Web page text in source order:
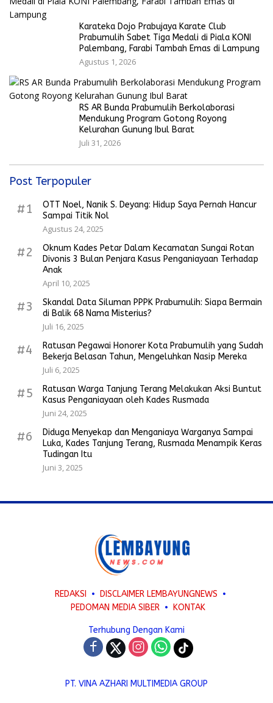
Karateka Dojo Prabujaya Karate Club
Prabumulih Sabet Tiga Medali di Piala KONI
Palembang, Farabi Tambah Emas di Lampung
Agustus 1, 2026
RS AR Bunda Prabumulih Berkolaborasi
Mendukung Program Gotong Royong
Kelurahan Gunung Ibul Barat
Juli 31, 2026
Post Terpopuler
#1
OTT Noel, Nanik S. Deyang: Hidup Saya Pernah Hancur
Sampai Titik Nol
Agustus 24, 2025
#2
Oknum Kades Petar Dalam Kecamatan Sungai Rotan
Divonis 3 Bulan Penjara Kasus Penganiayaan Terhadap
Anak
April 10, 2025
#3
Skandal Data Siluman PPPK Prabumulih: Siapa Bermain
di Balik 68 Nama Misterius?
Juli 16, 2025
#4
Ratusan Pegawai Honorer Kota Prabumulih yang Sudah
Bekerja Belasan Tahun, Mengeluhkan Nasip Mereka
Juli 6, 2025
#5
Ratusan Warga Tanjung Terang Melakukan Aksi Buntut
Kasus Penganiayaan oleh Kades Rusmada
Juni 24, 2025
#6
Diduga Menyekap dan Menganiaya Warganya Sampai
Luka, Kades Tanjung Terang, Rusmada Menampik Keras
Tudingan Itu
Juni 3, 2025
REDAKSI
DISCLAIMER LEMBAYUNGNEWS
PEDOMAN MEDIA SIBER
KONTAK
Terhubung Dengan Kami
PT. VINA AZHARI MULTIMEDIA GROUP